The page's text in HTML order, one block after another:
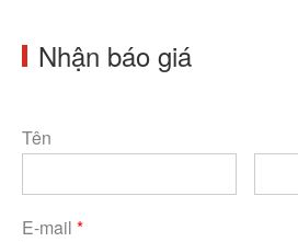
Nhận báo giá
Tên
E-mail *